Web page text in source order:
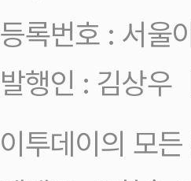
등록번호 : 서
발행인 : 김상우
이투데이의 모